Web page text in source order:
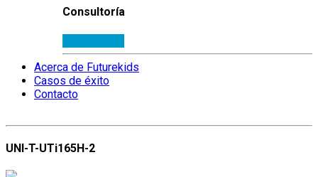
Consultoría
Acerca de Futurekids
Casos de éxito
Contacto
UNI-T-UTi165H-2